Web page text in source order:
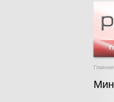
Главная